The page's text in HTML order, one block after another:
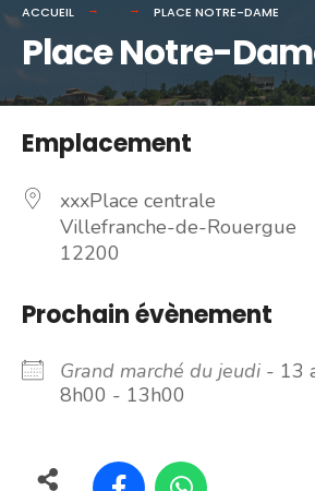
ACCUEIL PLACE NOTRE-DAME
Place Notre-
Emplacement
xxxPlace centrale
Villefranche-de-Rouergue
12200
Prochain évènement
Grand marché du jeudi - 13
8h00 - 13h00